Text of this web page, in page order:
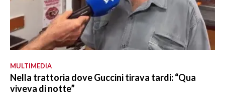
MULTIMEDIA
Nella trattoria dove Guccini tirava tardi: “Qua
viveva di notte”